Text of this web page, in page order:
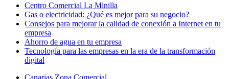
Centro Comercial La Minilla
Gas o electricidad: ¿Qué es mejor para su negocio?
Consejos para mejorar la calidad de conexión a Internet en tu
empresa
Ahorro de agua en tu empresa
Tecnología para las empresas en la era de la transformación
digital
Canarias Zona Comercial